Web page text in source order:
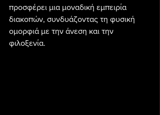
προσφέρει μια μοναδική εμπειρία
διακοπών, συνδυάζοντας τη φυσική
ομορφιά με την άνεση και την
φιλοξενία.